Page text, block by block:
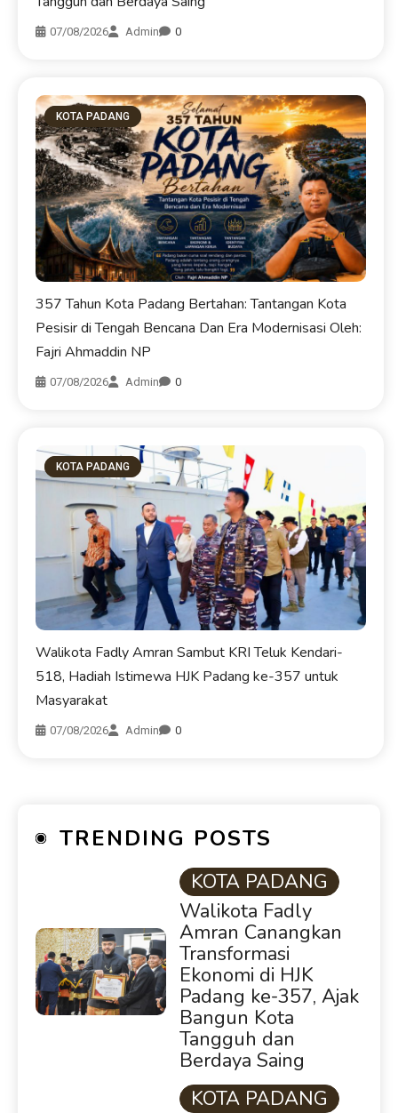
07/08/2026 Admin 0
KOTA PADANG
357 Tahun Kota Padang Bertahan: Tantangan Kota
Pesisir di Tengah Bencana Dan Era Modernisasi Oleh:
Fajri Ahmaddin NP
07/08/2026 Admin 0
KOTA PADANG
Walikota Fadly Amran Sambut KRI Teluk Kendari-
518, Hadiah Istimewa HJK Padang ke-357 untuk
Masyarakat
07/08/2026 Admin 0
TRENDING POSTS
KOTA PADANG
Walikota Fadly
Amran Canangkan
Transformasi
Ekonomi di HJK
Padang ke-357, Ajak
Bangun Kota
Tangguh dan
Berdaya Saing
KOTA PADANG